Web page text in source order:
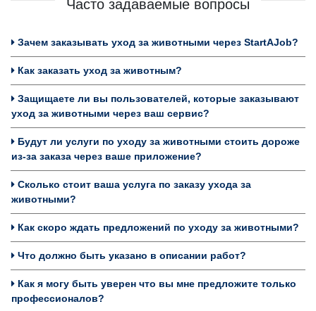
Часто задаваемые вопросы
Зачем заказывать уход за животными через StartAJob?
Как заказать уход за животным?
Защищаете ли вы пользователей, которые заказывают
уход за животными через ваш сервис?
Будут ли услуги по уходу за животными стоить дороже
из-за заказа через ваше приложение?
Сколько стоит ваша услуга по заказу ухода за
животными?
Как скоро ждать предложений по уходу за животными?
Что должно быть указано в описании работ?
Как я могу быть уверен что вы мне предложите только
профессионалов?